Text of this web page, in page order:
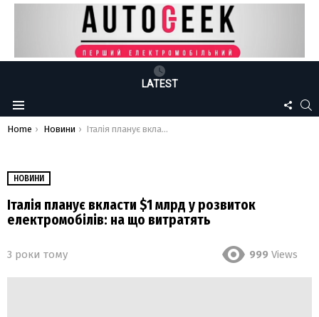
LATEST
Menu
US
You are here:
Home Новини Італія планує вкласти $1 млрд у розвиток електромобілів: на що витратять
НОВИНИ
Італія планує вкласти $1 млрд у розвиток
електромобілів: на що витратять
3 роки тому 999 Views